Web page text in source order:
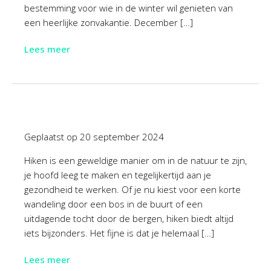
bestemming voor wie in de winter wil genieten van
een heerlijke zonvakantie. December […]
Lees meer
Geplaatst op 20 september 2024
Hiken is een geweldige manier om in de natuur te zijn,
je hoofd leeg te maken en tegelijkertijd aan je
gezondheid te werken. Of je nu kiest voor een korte
wandeling door een bos in de buurt of een
uitdagende tocht door de bergen, hiken biedt altijd
iets bijzonders. Het fijne is dat je helemaal […]
Lees meer